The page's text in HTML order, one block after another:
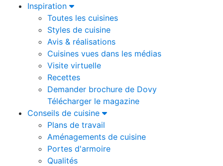
Inspiration
Toutes les cuisines
Styles de cuisine
Avis & réalisations
Cuisines vues dans les médias
Visite virtuelle
Recettes
Demander brochure de Dovy
Télécharger le magazine
Conseils de cuisine
Plans de travail
Aménagements de cuisine
Portes d'armoire
Qualités